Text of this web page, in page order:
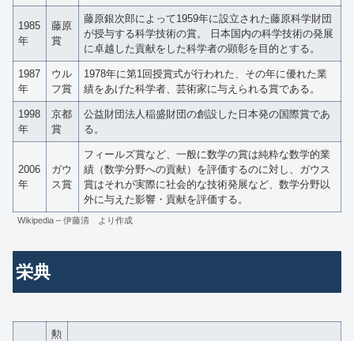
1985
年
藤原
賞
藤原銀次郎によって1959年に設立された藤原科学財団
が授与する科学技術の賞。 日本国内の科学技術の発展
に卓越した貢献をした科学者の顕彰を目的とする。
1987
年
ウル
フ賞
1978年に第1回授賞式が行われた、その年に優れた業
績をあげた科学者、芸術家に与えられる賞である。
1998
年
京都
賞
公益財団法人稲盛財団の創設した日本発の国際賞であ
る。
2006
年
ガウ
ス賞
フィールズ賞など、一般に数学の賞は純粋な数学的業
績（数学分野への貢献）を評価するのに対し、ガウス
賞はそれが実際に社会的な技術発展など、数学分野以
外に与えた影響・貢献を評価する。
Wikipedia – 伊藤清 より作成
栄典
勲